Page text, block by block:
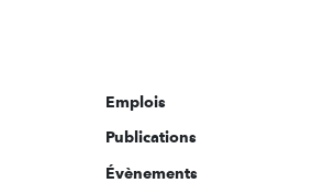
Emplois
Publications
Évènements